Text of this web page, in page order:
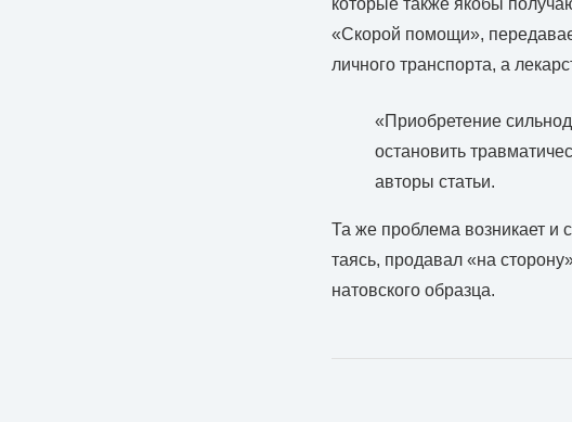
«Скорой помощи»,
личного транспорта, а
«Приобретение
остановить
авторы статьи.
Та же проблема возникает и
таясь, продавал «на
натовского образца.